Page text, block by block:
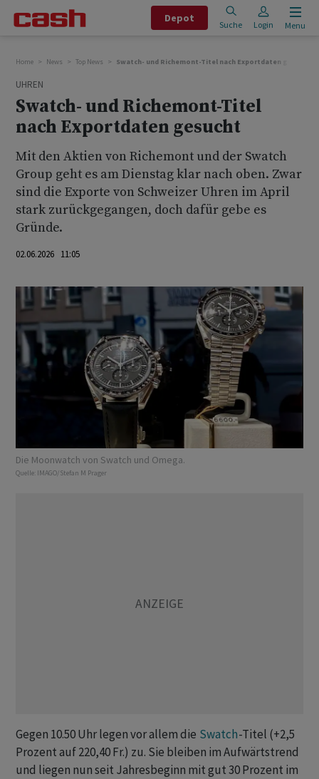
Depot
Suche Login Menu
Home News Top News Swatch- und Richemont-Titel nach Exportdaten gesucht
UHREN
Swatch- und Richemont-Titel
nach Exportdaten gesucht
Mit den Aktien von Richemont und der Swatch
Group geht es am Dienstag klar nach oben. Zwar
sind die Exporte von Schweizer Uhren im April
stark zurückgegangen, doch dafür gebe es
Gründe.
02.06.2026 11:05
Die Moonwatch von Swatch und Omega.
Quelle: IMAGO/Stefan M Prager
Gegen 10.50 Uhr legen vor allem die Swatch-Titel (+2,5
Prozent auf 220,40 Fr.) zu. Sie bleiben im Aufwärtstrend
und liegen nun seit Jahresbeginn mit gut 30 Prozent im